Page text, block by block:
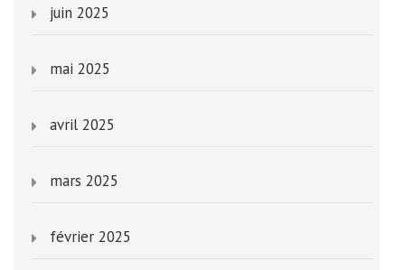
juin 2025
mai 2025
avril 2025
mars 2025
février 2025